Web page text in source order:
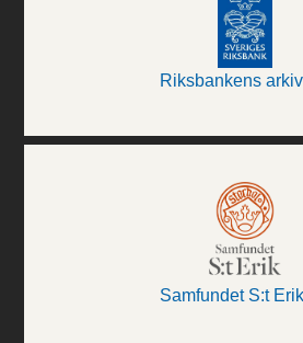
Riksbankens arkiv
Samfundet S:t Erik